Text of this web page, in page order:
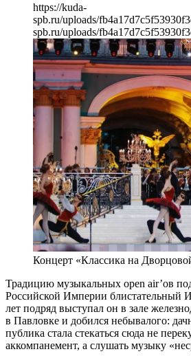
https://kuda-
spb.ru/uploads/
spb.ru/uploads/
Концерт «Классика на
Традицию музыкальных open air’ов
Российской Империи блистательный
лет подряд выступал он в зале
в Павловке и добился небывалого:
публика стала стекаться сюда не
аккомпанемент, а слушать музыку